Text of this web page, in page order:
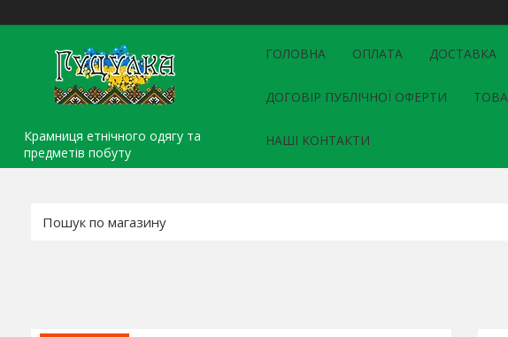
Крамниця етнічного одягу та
предметів побуту
ГОЛОВНА ОПЛАТА ДОСТАВКА
ДОГОВІР ПУБЛІЧНОЇ ОФЕРТИ
НАШІ КОНТАКТИ